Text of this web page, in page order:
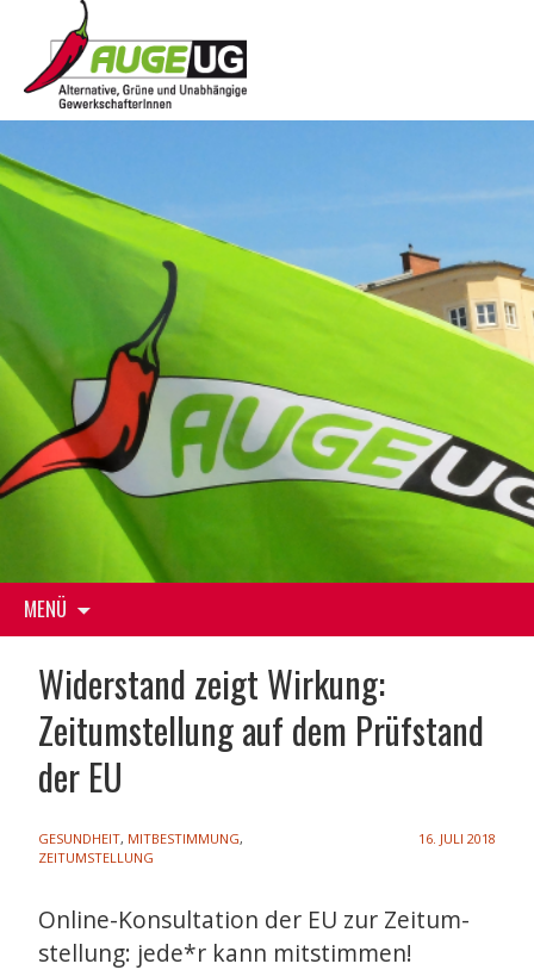
MENÜ
Inhalt
springen
Widerstand zeigt Wirkung:
Zeitumstellung auf dem Prüfstand
der EU
GESUNDHEIT, MITBESTIMMUNG,
ZEITUMSTELLUNG
16. JULI 2018
Online-Konsultation der EU zur Zeitum-
stellung: jede*r kann mitstimmen!